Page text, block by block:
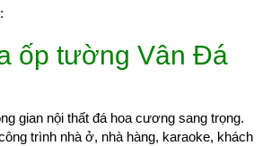
ốp tường Vân Đá
gian nội thất đá hoa cương sang trọng.
trình nhà ở, nhà hàng, karaoke, khách